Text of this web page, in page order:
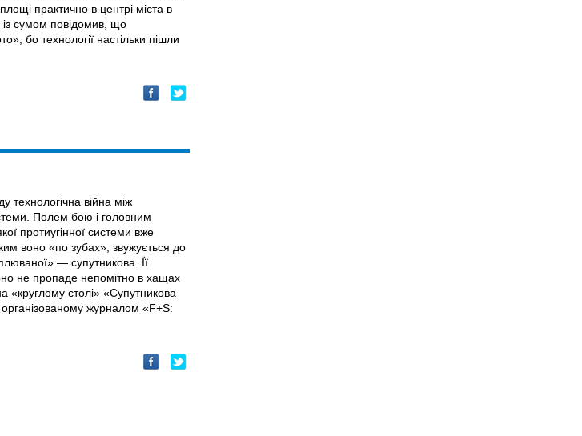
практично в центрі міста в
сумом повідомив, що
бо технології настільки пішли
технологічна війна між
Полем бою і головним
протиугінної системи вже
воно «по зубах», звужується до
— супутникова. Її
не пропаде непомітно в хащах
«круглому столі» «Супутникова
журналом «F+S: